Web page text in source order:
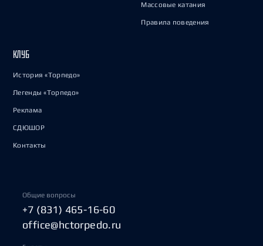
Массовые катания
Правила поведения
КЛУБ
История «Торпедо»
Легенды «Торпедо»
Реклама
СДЮШОР
Контакты
Общие вопросы
+7 (831) 465-16-60
office@hctorpedo.ru